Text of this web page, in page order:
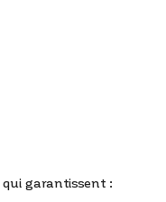
qui garantissent :